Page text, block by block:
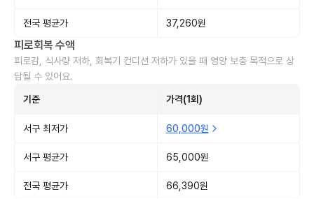
전국 평균가 37,260원
피로회복 수액
피로감, 식사량 저하, 회복기 컨디션 저하가 있을 때 영양 보충 목적으로 상
담될 수 있어요.
기준 가격(1회)
서구 최저가 60,000원
서구 평균가 65,000원
전국 평균가 66,390원